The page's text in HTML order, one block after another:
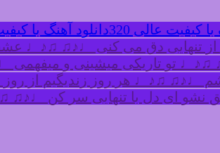
کیفیت عالی 320 دانلود آهنگ با
تنهایی دق می کنی ♩♪♫ ♫♪♩
تو تاریکی میشینی و
♫♪♩ هر روز زندیگیم از
ای دل با تنهایی سر کن ♩♪♫